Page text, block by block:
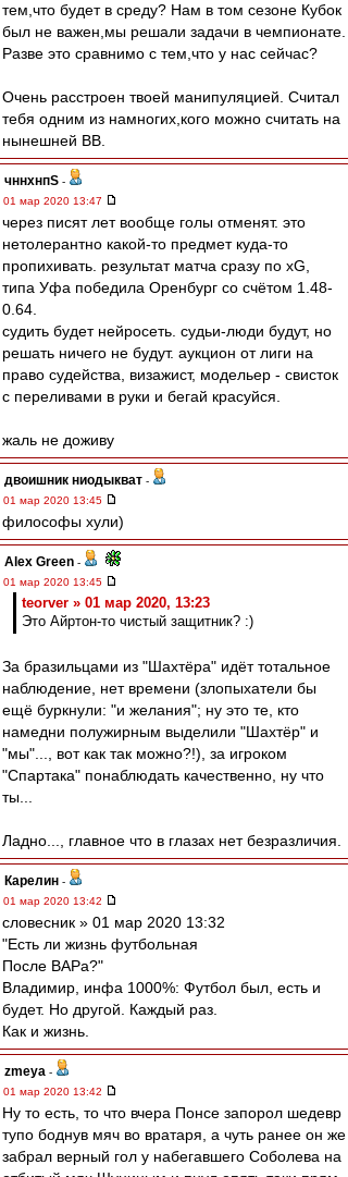
тем,что будет в среду? Нам в том сезоне Кубок
был не важен,мы решали задачи в чемпионате.
Разве это сравнимо с тем,что у нас сейчас?
Очень расстроен твоей манипуляцией. Считал
тебя одним из намногих,кого можно считать на
нынешней ВВ.
чннхнпS -
01 мар 2020 13:47
через писят лет вообще голы отменят. это
нетолерантно какой-то предмет куда-то
пропихивать. результат матча сразу по xG,
типа Уфа победила Оренбург со счётом 1.48-
0.64.
судить будет нейросеть. судьи-люди будут, но
решать ничего не будут. аукцион от лиги на
право судейства, визажист, модельер - свисток
с переливами в руки и бегай красуйся.
жаль не доживу
двоишник ниодыкват -
01 мар 2020 13:45
философы хули)
Alex Green -
01 мар 2020 13:45
teorver » 01 мар 2020, 13:23
Это Айртон-то чистый защитник? :)
За бразильцами из "Шахтёра" идёт тотальное
наблюдение, нет времени (злопыхатели бы
ещё буркнули: "и желания"; ну это те, кто
намедни полужирным выделили "Шахтёр" и
"мы"..., вот как так можно?!), за игроком
"Спартака" понаблюдать качественно, ну что
ты...
Ладно..., главное что в глазах нет безразличия.
Карелин -
01 мар 2020 13:42
словесник » 01 мар 2020 13:32
"Есть ли жизнь футбольная
После ВАРа?"
Владимир, инфа 1000%: Футбол был, есть и
будет. Но другой. Каждый раз.
Как и жизнь.
zmeya -
01 мар 2020 13:42
Ну то есть, то что вчера Понсе запорол шедевр
тупо боднув мяч во вратаря, а чуть ранее он же
забрал верный гол у набегавшего Соболева на